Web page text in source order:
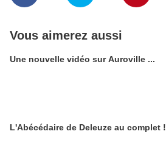
Vous aimerez aussi
Une nouvelle vidéo sur Auroville ...
L'Abécédaire de Deleuze au complet !